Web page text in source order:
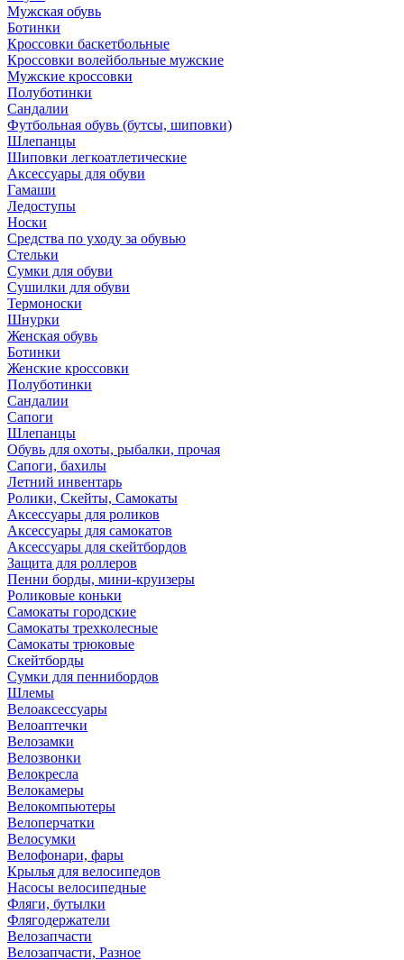
Мужская обувь
Ботинки
Кроссовки баскетбольные
Кроссовки волейбольные мужские
Мужские кроссовки
Полуботинки
Сандалии
Футбольная обувь (бутсы, шиповки)
Шлепанцы
Шиповки легкоатлетические
Аксессуары для обуви
Гамаши
Ледоступы
Носки
Средства по уходу за обувью
Стельки
Сумки для обуви
Сушилки для обуви
Термоноски
Шнурки
Женская обувь
Ботинки
Женские кроссовки
Полуботинки
Сандалии
Сапоги
Шлепанцы
Обувь для охоты, рыбалки, прочая
Сапоги, бахилы
Летний инвентарь
Ролики, Скейты, Самокаты
Аксессуары для роликов
Аксессуары для самокатов
Аксессуары для скейтбордов
Защита для роллеров
Пенни борды, мини-круизеры
Роликовые коньки
Самокаты городские
Самокаты трехколесные
Самокаты трюковые
Скейтборды
Сумки для пеннибордов
Шлемы
Велоаксессуары
Велоаптечки
Велозамки
Велозвонки
Велокресла
Велокамеры
Велокомпьютеры
Велоперчатки
Велосумки
Велофонари, фары
Крылья для велосипедов
Насосы велосипедные
Фляги, бутылки
Флягодержатели
Велозапчасти
Велозапчасти, Разное